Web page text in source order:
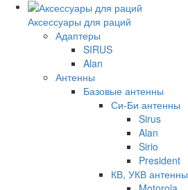
Аксессуары для раций
Адаптеры
SIRUS
Alan
Антенны
Базовые антенны
Си-Би антенны
Sirus
Alan
Sirio
President
КВ, УКВ антенны